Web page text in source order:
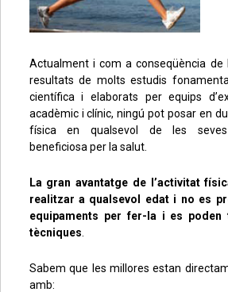
Actualment i com a conseqüència de
resultats de molts estudis
científica i elaborats per equips
acadèmic i clínic, ningú pot posar en
física en qualsevol de les
beneficiosa per la salut.
La gran avantatge de l’activitat
realitzar a qualsevol edat i no es
equipaments per fer-la i es
tècniques
Sabem que les millores estan
amb: